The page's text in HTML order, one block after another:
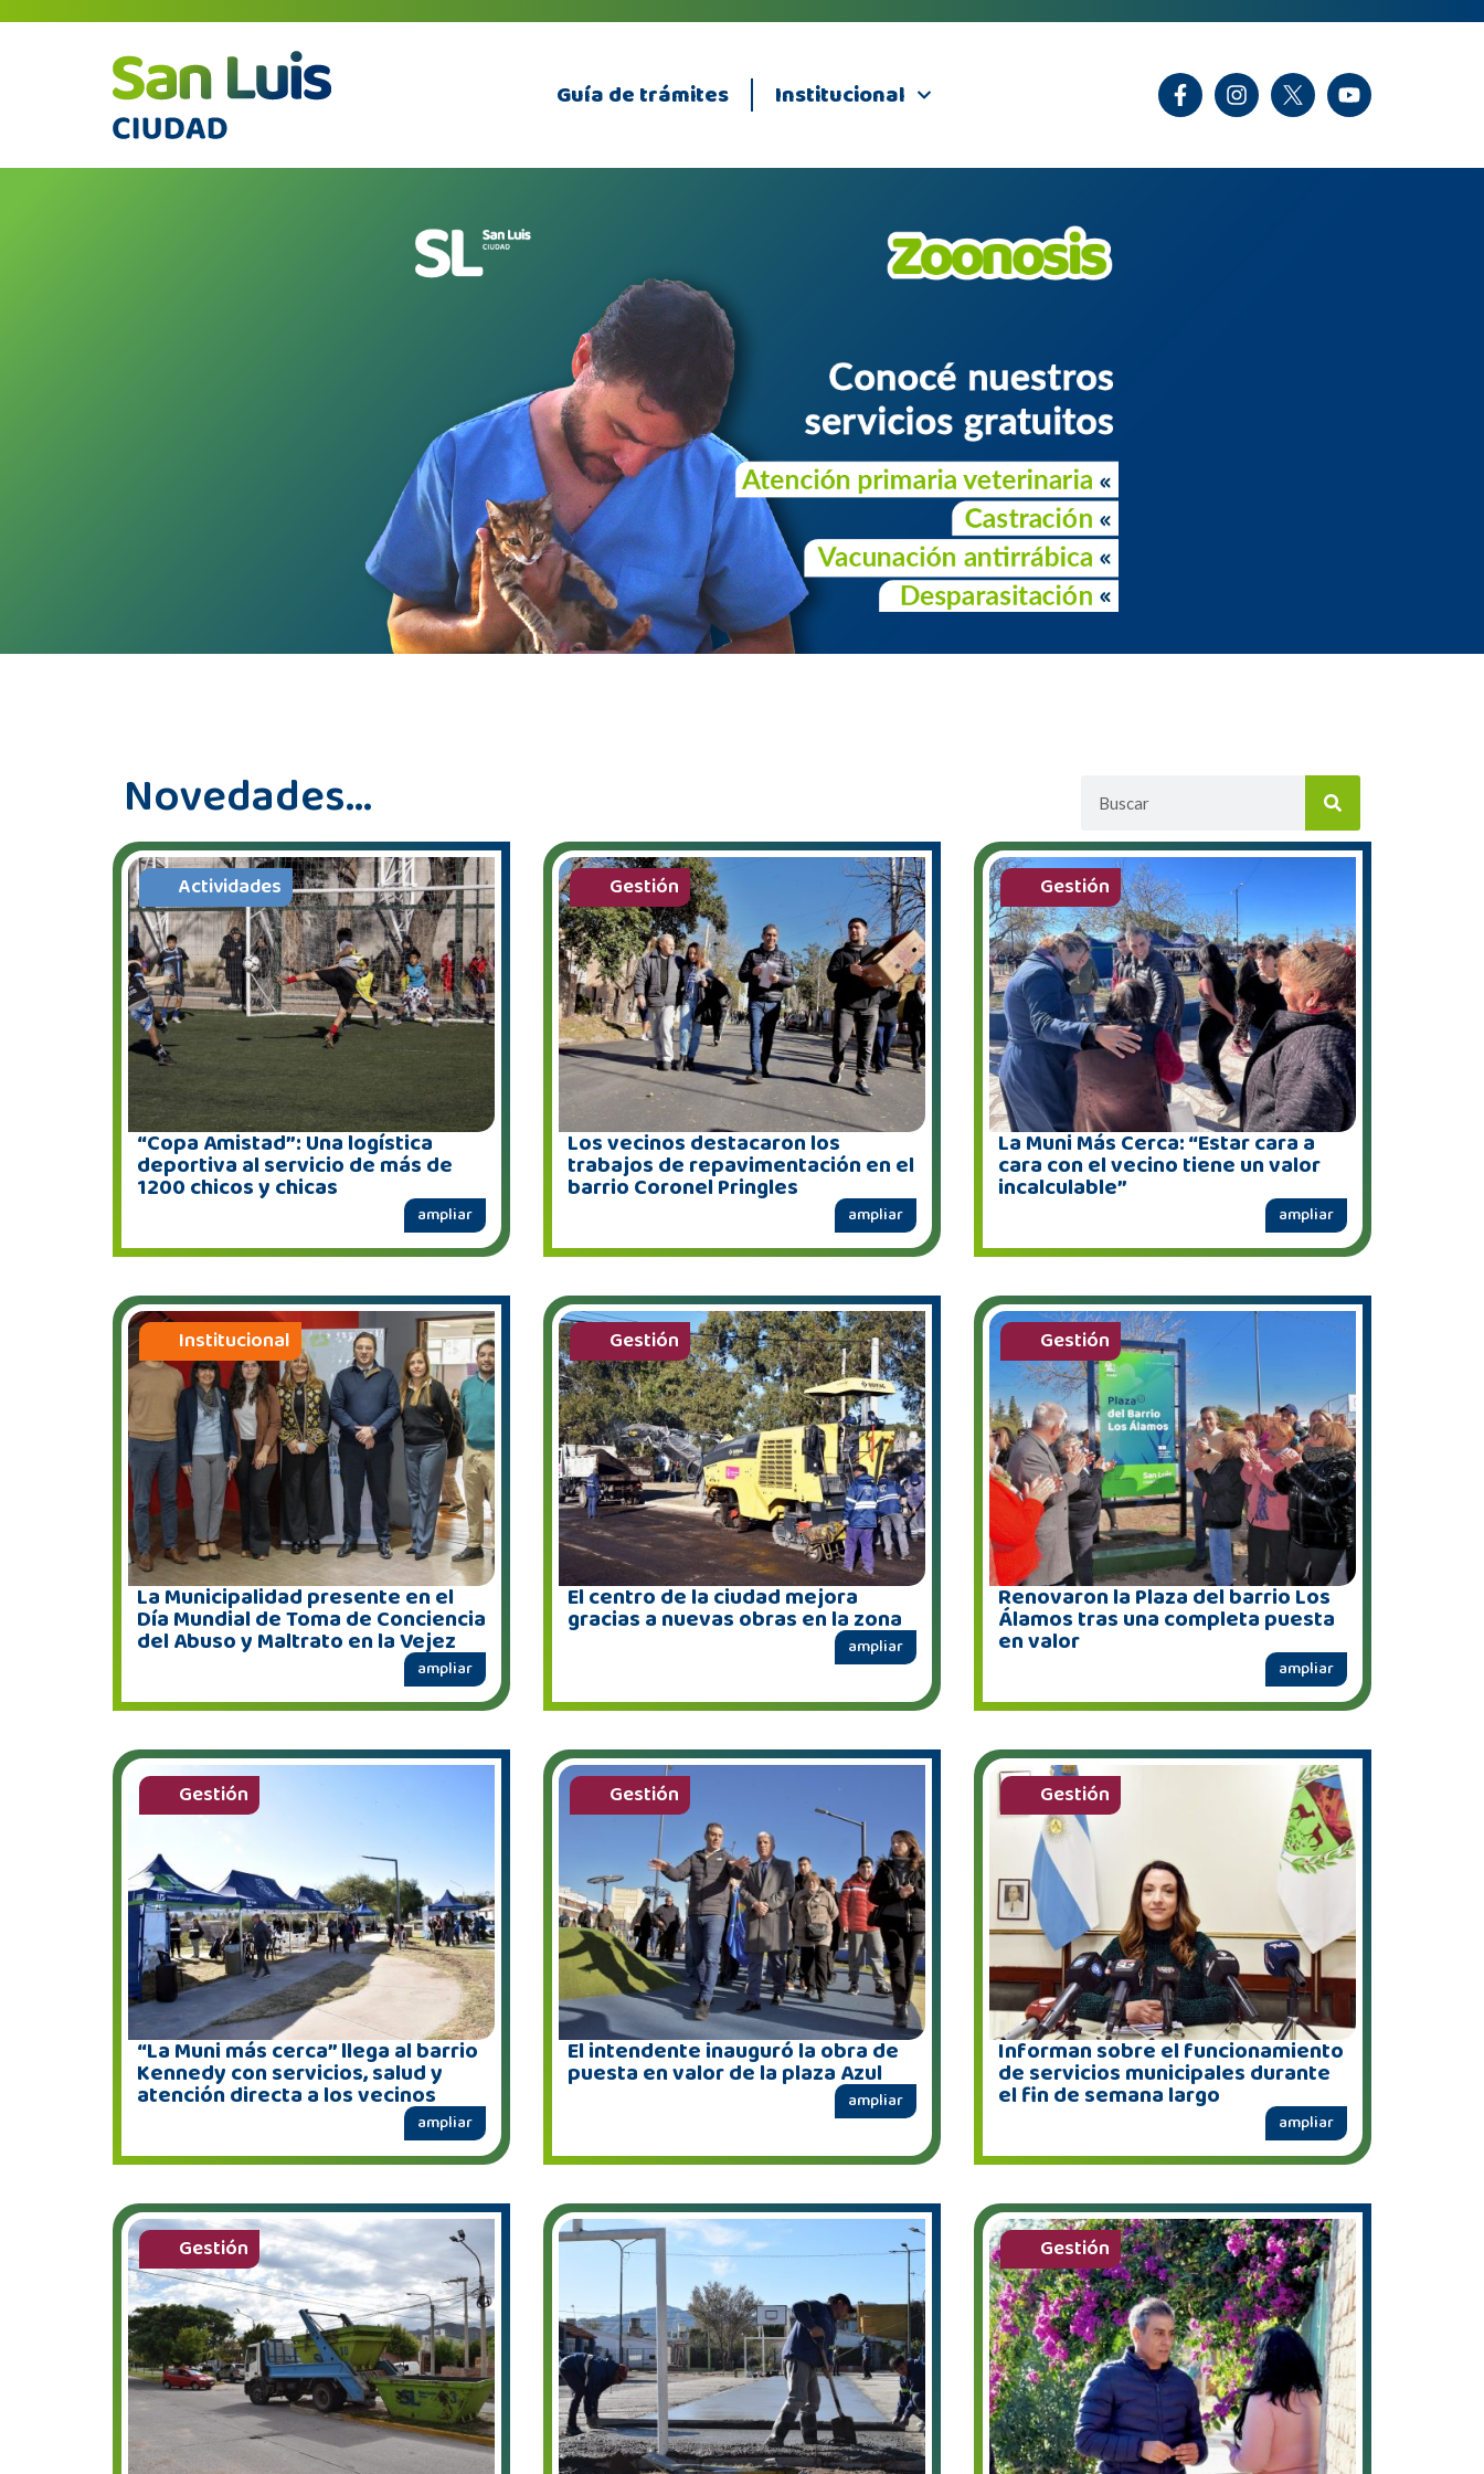
Guía de trámites Institucional
Novedades...
Actividades
“Copa Amistad”: Una logística
deportiva al servicio de más de
1200 chicos y chicas
ampliar
Gestión
Los vecinos destacaron los
trabajos de repavimentación en el
barrio Coronel Pringles
ampliar
Gestión
La Muni Más Cerca: “Estar cara a
cara con el vecino tiene un valor
incalculable”
ampliar
Institucional
La Municipalidad presente en el
Día Mundial de Toma de Conciencia
del Abuso y Maltrato en la Vejez
ampliar
Gestión
El centro de la ciudad mejora
gracias a nuevas obras en la zona
ampliar
Gestión
Renovaron la Plaza del barrio Los
Álamos tras una completa puesta
en valor
ampliar
Gestión
“La Muni más cerca” llega al barrio
Kennedy con servicios, salud y
atención directa a los vecinos
ampliar
Gestión
El intendente inauguró la obra de
puesta en valor de la plaza Azul
ampliar
Gestión
Informan sobre el funcionamiento
de servicios municipales durante
el fin de semana largo
ampliar
Gestión Gestión